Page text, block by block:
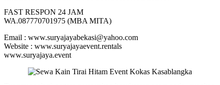
FAST RESPON 24 JAM
WA.087770701975 (MBA MITA)
Email : www.suryajayabekasi@yahoo.com
Website : www.suryajayaevent.rentals
www.suryajaya.event